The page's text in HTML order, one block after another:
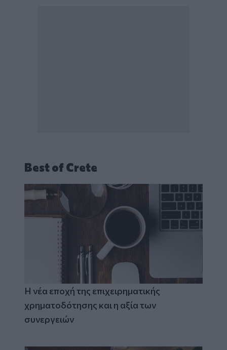
Best of Crete
Η νέα εποχή της επιχειρηματικής
χρηματοδότησης και η αξία των
συνεργειών